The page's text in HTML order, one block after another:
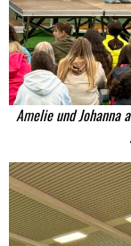
Amelie und Johanna